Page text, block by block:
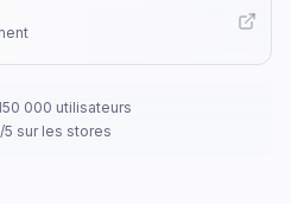
000 utilisateurs
5 sur les stores